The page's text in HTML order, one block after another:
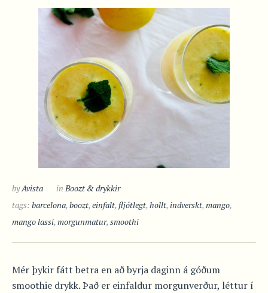
byAvista in Boozt & drykkir
tags: barcelona, boozt, einfalt, fljótlegt, hollt, indverskt, mango,
mango lassi, morgunmatur, smoothi
Mér þykir fátt betra en að byrja daginn á góðum
smoothie drykk. Það er einfaldur morgunverður, léttur í